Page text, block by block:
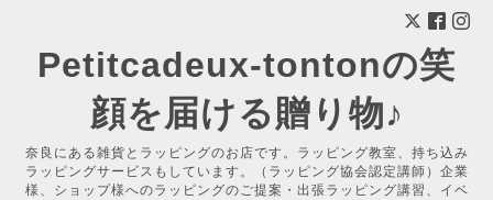
Petitcadeux-tontonの笑
顔を届ける贈り物♪
奈良にある雑貨とラッピングのお店です。ラッピング教室、持ち込み
ラッピングサービスもしています。（ラッピング協会認定講師）企業
様、ショップ様へのラッピングのご提案・出張ラッピング講習、イベ